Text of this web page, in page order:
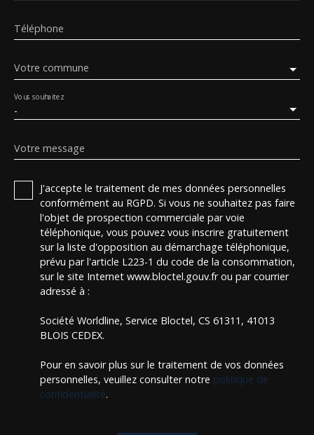
Téléphone
Votre commune
-
Vous souhaitez
Votre message
J'accepte le traitement de mes données personnelles
conformément au RGPD. Si vous ne souhaitez pas faire
l'objet de prospection commerciale par voie
téléphonique, vous pouvez vous inscrire gratuitement
sur la liste d'opposition au démarchage téléphonique,
prévu par l'article L223-1 du code de la consommation,
sur le site Internet www.bloctel.gouv.fr ou par courrier
adressé à :
Société Worldline, Service Bloctel, CS 61311, 41013
BLOIS CEDEX.
Pour en savoir plus sur le traitement de vos données
personnelles, veuillez consulter notre politique de
confidentialité.